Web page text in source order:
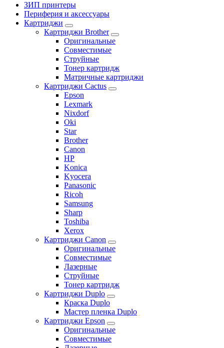
ЗИП принтеры
Периферия и аксессуары
Картриджи
Картриджи Brother
Оригинальные
Совместимые
Струйные
Тонер картридж
Матричные картриджи
Картриджи Cactus
Epson
Lexmark
Nixdorf
Oki
Star
Brother
Canon
HP
Konica
Kyocera
Panasonic
Ricoh
Samsung
Sharp
Toshiba
Xerox
Картриджи Canon
Оригинальные
Совместимые
Лазерные
Струйные
Тонер картридж
Картриджи Duplo
Краска Duplo
Мастер пленка Duplo
Картриджи Epson
Оригинальные
Совместимые